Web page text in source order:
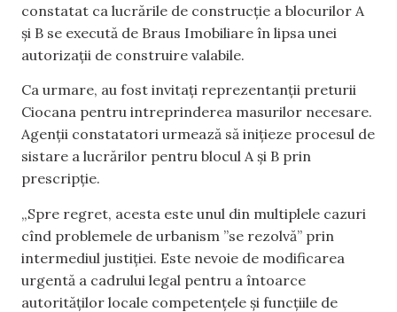
constatat ca lucrările de construcție a blocurilor A
și B se execută de Braus Imobiliare în lipsa unei
autorizații de construire valabile.
Ca urmare, au fost invitați reprezentanții preturii
Ciocana pentru intreprinderea masurilor necesare.
Agenții constatatori urmează să inițieze procesul de
sistare a lucrărilor pentru blocul A și B prin
prescripție.
„Spre regret, acesta este unul din multiplele cazuri
cînd problemele de urbanism ”se rezolvă” prin
intermediul justiției. Este nevoie de modificarea
urgentă a cadrului legal pentru a întoarce
autorităților locale competențele și funcțiile de